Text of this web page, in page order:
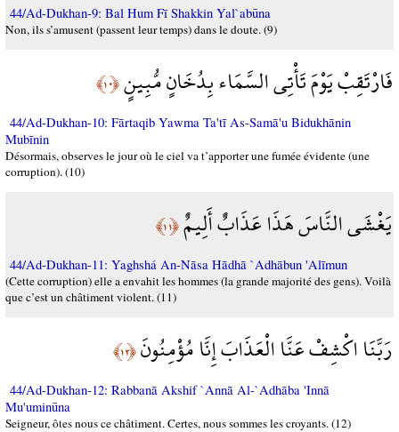
44/Ad-Dukhan-9: Bal Hum Fī Shakkin Yal`abūna
Non, ils s’amusent (passent leur temps) dans le doute. (9)
فَارْتَقِبْ يَوْمَ تَأْتِي السَّمَاء بِدُخَانٍ مُّبِينٍ﴿١٠﴾
44/Ad-Dukhan-10: Fārtaqib Yawma Ta'tī As-Samā'u Bidukhānin
Mubīnin
Désormais, observes le jour où le ciel va t’apporter une fumée évidente (une
corruption). (10)
يَغْشَى النَّاسَ هَذَا عَذَابٌ أَلِيمٌ﴿١١﴾
44/Ad-Dukhan-11: Yaghshá An-Nāsa Hādhā `Adhābun 'Alīmun
(Cette corruption) elle a envahit les hommes (la grande majorité des gens). Voilà
que c’est un châtiment violent. (11)
رَبَّنَا اكْشِفْ عَنَّا الْعَذَابَ إِنَّا مُؤْمِنُونَ﴿١٢﴾
44/Ad-Dukhan-12: Rabbanā Akshif `Annā Al-`Adhāba 'Innā
Mu'uminūna
Seigneur, ôtes nous ce châtiment. Certes, nous sommes les croyants. (12)